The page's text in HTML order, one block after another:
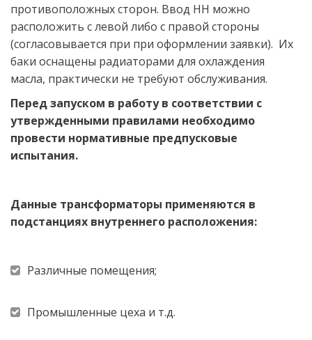
противоположных сторон. Ввод НН можно
расположить с левой либо с правой стороны
(согласовывается при при оформлении заявки).  Их
баки оснащены радиаторами для охлаждения
масла, практически не требуют обслуживания.
Перед запуском в работу в соответствии с
утвержденными правилами необходимо
провести нормативные предпусковые
испытания.
Данные трансформаторы применяются в
подстанциях внутреннего расположения:
Различные помещения;
Промышленные цеха и т.д.